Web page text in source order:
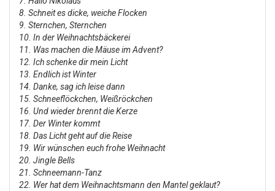
8. Schneit es dicke, weiche Flocken
9. Sternchen, Sternchen
10. In der Weihnachtsbäckerei
11. Was machen die Mäuse im Advent?
12. Ich schenke dir mein Licht
13. Endlich ist Winter
14. Danke, sag ich leise dann
15. Schneeflöckchen, Weißröckchen
16. Und wieder brennt die Kerze
17. Der Winter kommt
18. Das Licht geht auf die Reise
19. Wir wünschen euch frohe Weihnacht
20. Jingle Bells
21. Schneemann-Tanz
22. Wer hat dem Weihnachtsmann den Mantel geklaut?